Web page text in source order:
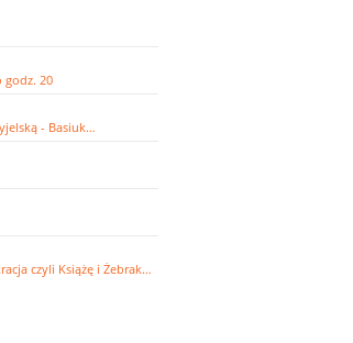
godz. 20
- Basiuk…
czyli Książę i Żebrak…